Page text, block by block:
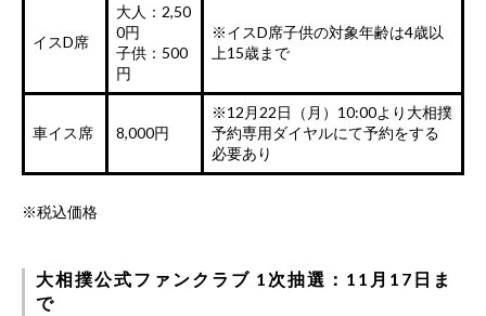
イスD席
大人：2,50
0円
子供：500
円
※イスD席子供の対象年齢は4歳以
上15歳まで
車イス席 8,000円
※12月22日（月）10:00より大相撲
予約専用ダイヤルにて予約をする
必要あり
※税込価格
大相撲公式ファンクラブ 1次抽選：11月17日ま
で